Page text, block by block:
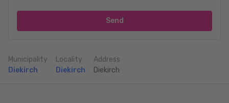
Send
Municipality
Diekirch
Locality
Diekirch
Address
Diekirch